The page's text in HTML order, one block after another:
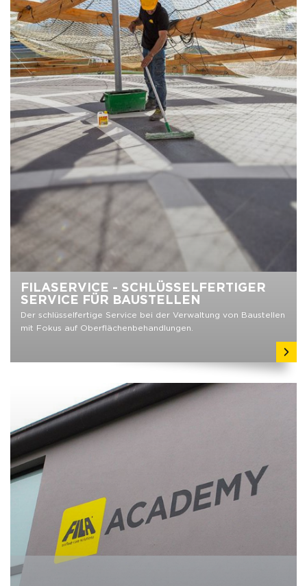
FILASERVICE - SCHLÜSSELFERTIGER
SERVICE FÜR BAUSTELLEN
Der schlüsselfertige Service bei der Verwaltung von Baustellen
mit Fokus auf Oberflächenbehandlungen.